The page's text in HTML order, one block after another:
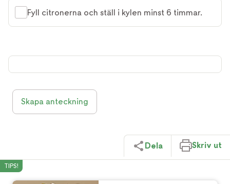
Fyll citronerna och ställ i kylen minst 6 timmar.
Skapa anteckning
Dela Skriv ut
TIPS!